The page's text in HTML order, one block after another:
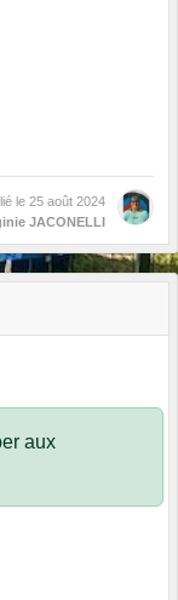
le 25 août 2024
JACONELLI
aux